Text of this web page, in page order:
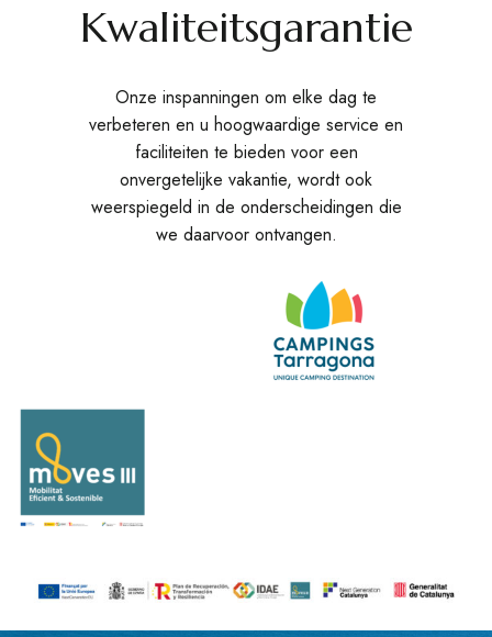
Kwaliteitsgarantie
Onze inspanningen om elke dag te
verbeteren en u hoogwaardige service en
faciliteiten te bieden voor een
onvergetelijke vakantie, wordt ook
weerspiegeld in de onderscheidingen die
we daarvoor ontvangen.